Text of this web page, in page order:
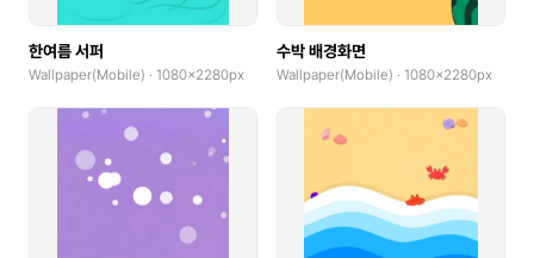
한여름 서퍼
Wallpaper(Mobile) · 1080x2280px
수박 배경화면
Wallpaper(Mobile) · 1080x2280px